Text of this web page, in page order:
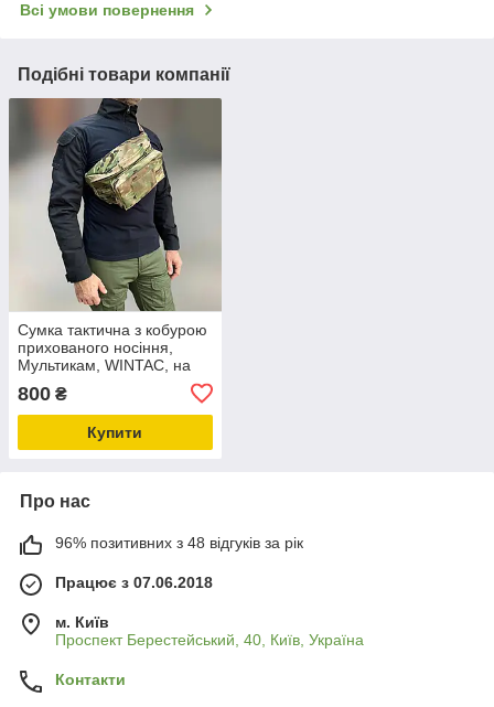
Всі умови повернення
Подібні товари компанії
Сумка тактична з кобурою
прихованого носіння,
Мультикам, WINTAC, на
пояс або через плече, два
місця під магазини
800 ₴
Купити
Про нас
96% позитивних з 48 відгуків за рік
Працює з 07.06.2018
м. Київ
Проспект Берестейський, 40, Київ, Україна
Контакти